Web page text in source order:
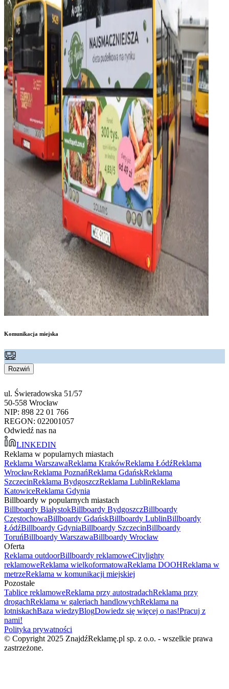
Komunikacja miejska
Rozwiń
ul. Świeradowska 51/57
50-558 Wrocław
NIP: 898 22 01 766
REGON: 022001057
Odwiedź nas na
LINKEDIN
Reklama w popularnych miastach
Reklama WarszawaReklama KrakówReklama ŁódźReklama
WrocławReklama PoznańReklama GdańskReklama
SzczecinReklama BydgoszczReklama LublinReklama
KatowiceReklama Gdynia
Billboardy w popularnych miastach
Billboardy BiałystokBillboardy BydgoszczBillboardy
CzęstochowaBillboardy GdańskBillboardy LublinBillboardy
ŁódźBillboardy GdyniaBillboardy SzczecinBillboardy
ToruńBillboardy WarszawaBillboardy Wrocław
Oferta
Reklama outdoorBillboardy reklamoweCitylighty
reklamoweReklama wielkoformatowaReklama DOOHReklama w
metrzeReklama w komunikacji miejskiej
Pozostałe
Tablice reklamoweReklama przy autostradachReklama przy
drogachReklama w galeriach handlowychReklama na
lotniskachBaza wiedzyBlogDowiedz się więcej o nas!Pracuj z
nami!
Polityka prywatności
© Copyright 2025 ZnajdźReklamę.pl sp. z o.o. - wszelkie prawa
zastrzeżone.